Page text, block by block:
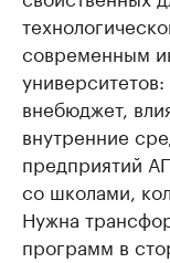
современным
внебюджет,
внутренние
предприятий
со школами,
Нужна
программ в